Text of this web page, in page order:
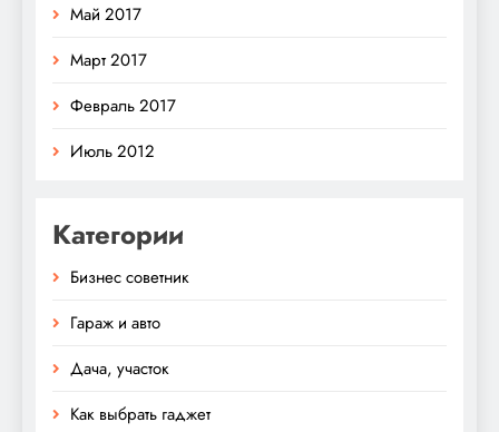
Май 2017
Март 2017
Февраль 2017
Июль 2012
Категории
Бизнес советник
Гараж и авто
Дача, участок
Как выбрать гаджет